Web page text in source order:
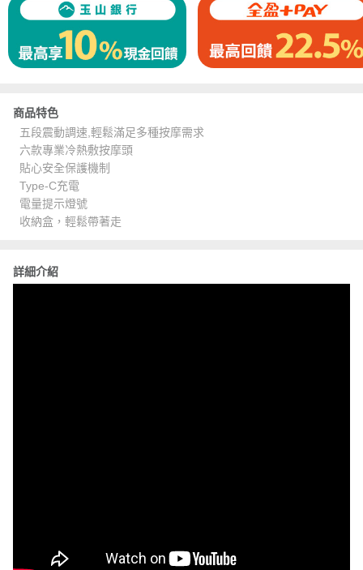
商品特色
五段震動調速,輕鬆滿足多種按摩需求
六款專業冷熱敷按摩頭
貼心安全保護機制
Type-C充電
電量提示燈號
收納盒，輕鬆帶著走
詳細介紹